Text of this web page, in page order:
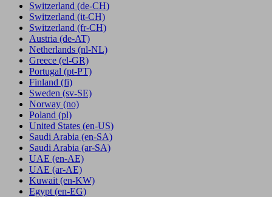
Switzerland (de-CH)
Switzerland (it-CH)
Switzerland (fr-CH)
Austria (de-AT)
Netherlands (nl-NL)
Greece (el-GR)
Portugal (pt-PT)
Finland (fi)
Sweden (sv-SE)
Norway (no)
Poland (pl)
United States (en-US)
Saudi Arabia (en-SA)
Saudi Arabia (ar-SA)
UAE (en-AE)
UAE (ar-AE)
Kuwait (en-KW)
Egypt (en-EG)